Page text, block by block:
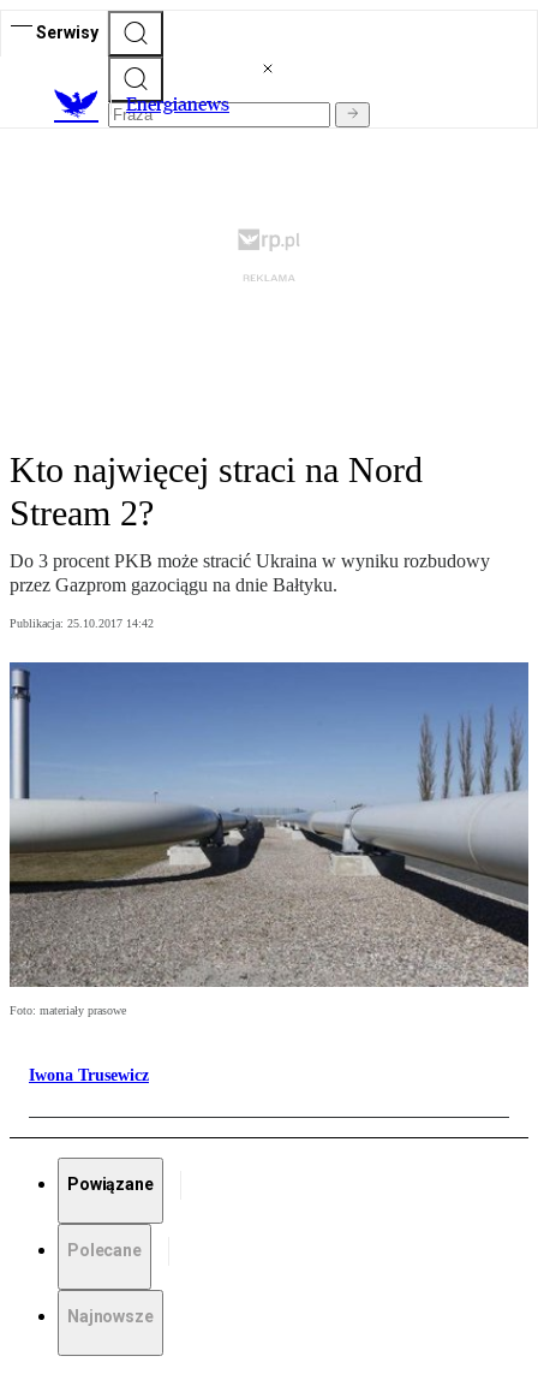
Serwisy
Energianews
Kto najwięcej straci na Nord
Stream 2?
Do 3 procent PKB może stracić Ukraina w wyniku rozbudowy
przez Gazprom gazociągu na dnie Bałtyku.
Publikacja: 25.10.2017 14:42
Foto: materiały prasowe
Iwona Trusewicz
Powiązane
Polecane
Najnowsze